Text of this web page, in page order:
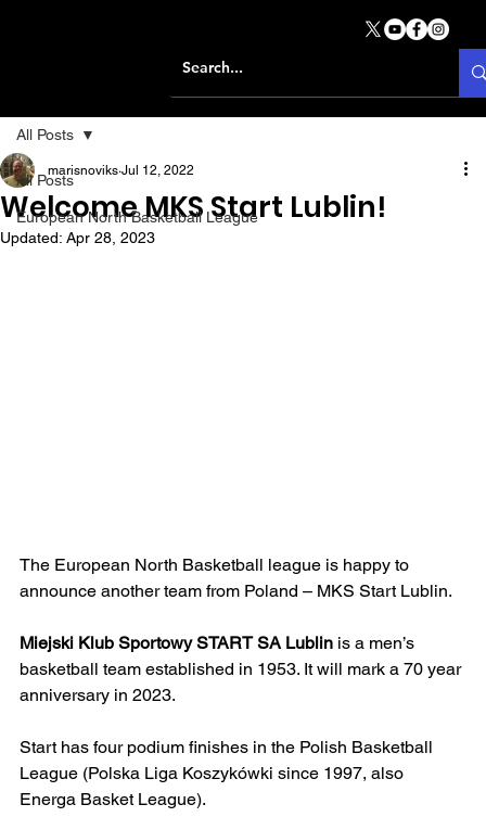
All Posts
European North Basketball League
All Posts
Welcome MKS Start Lublin!
marisnoviks Jul 12, 2022
Updated: Apr 28, 2023
The European North Basketball league is happy to
announce another team from Poland – MKS Start Lublin.
Miejski Klub Sportowy START SA Lublin is a men’s
basketball team established in 1953. It will mark a 70 year
anniversary in 2023.
Start has four podium finishes in the Polish Basketball
League (Polska Liga Koszykówki since 1997, also
Energa Basket League).